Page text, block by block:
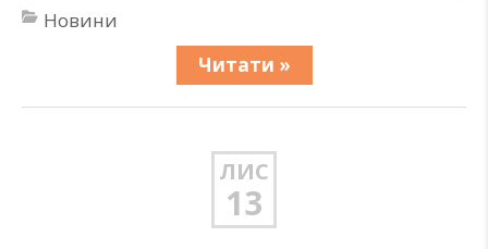
Новини
Читати »
ЛИС
13